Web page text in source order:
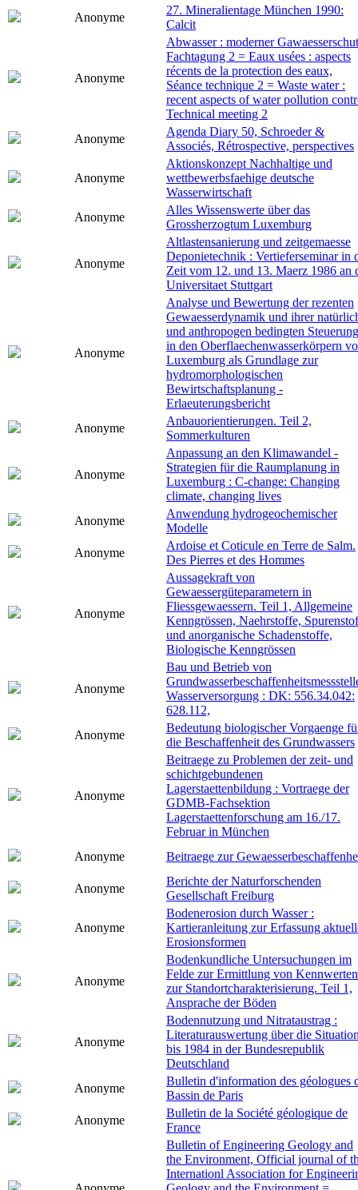
Anonyme
27. Mineralientage München 1990:
Calcit
Anonyme
Abwasser : moderner
Fachtagung 2 = Eaux usées : aspects
récents de la protection des eaux,
Séance technique 2 = Waste water :
recent aspects of water pollution
Technical meeting 2
Anonyme
Agenda Diary 50, Schroeder &
Associés, Rétrospective, perspectives
Anonyme
Aktionskonzept Nachhaltige und
wettbewerbsfaehige deutsche
Wasserwirtschaft
Anonyme
Alles Wissenswerte über das
Grossherzogtum Luxemburg
Anonyme
Altlastensanierung und zeitgemaesse
Deponietechnik : Vertieferseminar in
Zeit vom 12. und 13. Maerz 1986 an
Universitaet Stuttgart
Anonyme
Analyse und Bewertung der rezenten
Gewaesserdynamik und ihrer
und anthropogen bedingten Steuerung
in den Oberflaechenwasserkörpern
Luxemburg als Grundlage zur
hydromorphologischen
Bewirtschaftsplanung -
Erlaeuterungsbericht
Anonyme
Anbauorientierungen. Teil 2,
Sommerkulturen
Anonyme
Anpassung an den Klimawandel -
Strategien für die Raumplanung in
Luxemburg : C-change: Changing
climate, changing lives
Anonyme
Anwendung hydrogeochemischer
Modelle
Anonyme
Ardoise et Coticule en Terre de Salm.
Des Pierres et des Hommes
Anonyme
Aussagekraft von
Gewaessergüteparametern in
Fliessgewaessern. Teil 1, Allgemeine
Kenngrössen, Naehrstoffe,
und anorganische Schadenstoffe,
Biologische Kenngrössen
Anonyme
Bau und Betrieb von
Wasserversorgung : DK: 556.34.042:
628.112,
Anonyme
Bedeutung biologischer Vorgaenge
die Beschaffenheit des Grundwassers
Anonyme
Beitraege zu Problemen der zeit- und
schichtgebundenen
Lagerstaettenbildung : Vortraege der
GDMB-Fachsektion
Lagerstaettenforschung am 16./17.
Februar in München
Anonyme
Beitraege zur
Anonyme
Berichte der Naturforschenden
Gesellschaft Freiburg
Anonyme
Bodenerosion durch Wasser :
Kartieranleitung zur Erfassung
Erosionsformen
Anonyme
Bodenkundliche Untersuchungen im
Felde zur Ermittlung von Kennwerten
zur Standortcharakterisierung. Teil 1,
Ansprache der Böden
Anonyme
Bodennutzung und Nitrataustrag :
Literaturauswertung über die
bis 1984 in der Bundesrepublik
Deutschland
Anonyme
Bulletin d'information des géologues
Bassin de Paris
Anonyme
Bulletin de la Société géologique de
France
Bulletin of Engineering Geology and
the Environment, Official journal of
Internationl Association for